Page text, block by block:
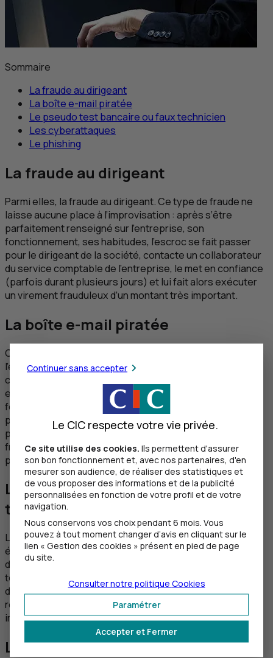
Sommaire
La fraude au dirigeant
La boîtee-mail piratée
Le pseudo test bancaire ou faux technicien
Les cyberattaques
Le phishing
La fraude au dirigeant
Parmi elles, la fraude au dirigeant. Ce type de fraude ne
laisse aucune place à l’improvisation : après s’être
parfaitement renseigné sur l’entreprise, son
fonctionnement, ses habitudes, l’escroc se fait passer
pour le dirigeant de la société, contacte un collaborateur
du service comptable de l’entreprise, le met en confiance
(parfois durant plusieurs jours) et lui fait alors exécuter
un virement frauduleux d’un montant très important.
La boîte e-mail piratée
Cet autre cas est également fréquemment rencontré :
l’escroc demande à l’entreprise une modification des
coordonnées bancaires d’un fournisseur ou d’un bailleur,
en général au travers d’une boîtee-mails piratée, du
fournisseur ou du bailleur, pour le règlement des
prochaines factures. De manière plus classique, l’escroc
peut adresser à la banque des ordres de virement
frauduleux par fax, courrier, ou à partir de la boîtee-mails
piratée de l’entreprise.
Le pseudo test bancaire ou faux
technicien
Les fraudes dites du « test bancaire » restent courantes
également : le fraudeur se fait passer pour un technicien
de la banque et communique un IBAN pour procéder à des
tests. Il commence à demander à l’entreprise de réaliser
des tests avec des virements de montants très faibles,
récupère ses codes, puis essaye avec un montant
important.
Les cyberattaques
Continuer sans accepter
Le CIC respecte votre vie privée.
Ce site utilise des cookies. Ils permettent d'assurer
son bon fonctionnement et, avec nos partenaires, d'en
mesurer son audience, de réaliser des statistiques et
de vous proposer des informations et de la publicité
personnalisées en fonction de votre profil et de votre
navigation.
Nous conservons vos choix pendant 6 mois. Vous
pouvez à tout moment changer d’avis en cliquant sur le
lien « Gestion des cookies » présent en pied de page
du site.
Accepter et Fermer
Paramétrer
Consulter notre politique Cookies